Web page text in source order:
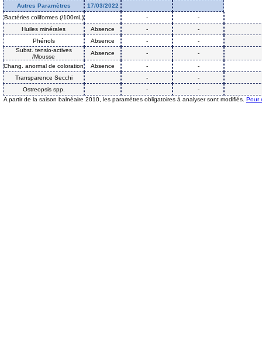
Autres Paramètres
17/03/2022
Bactéries coliformes (/100mL)
-
-
Huiles minérales
Absence -
-
Phénols
Absence -
-
Subst. tensio-actives
/Mousse
Absence -
-
Chang. anormal de coloration
Absence -
-
Transparence Secchi
-
-
Ostreopsis spp.
-
-
A partir de la saison balnéaire 2010, les paramètres obligatoires à analyser sont modifiés. Pour